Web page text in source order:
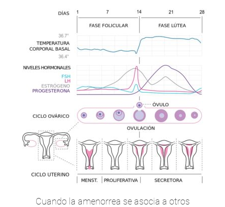
Cuando la amenorrea se asocia a otros